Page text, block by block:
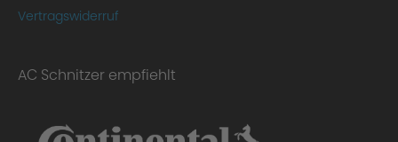
Vertragswiderruf
AC Schnitzer empfiehlt